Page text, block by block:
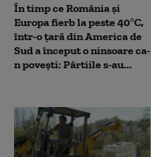
În timp ce România și
Europa fierb la peste 40°C,
într-o țară din America de
Sud a început o ninsoare ca-
n povești: Pârtiile s-au...